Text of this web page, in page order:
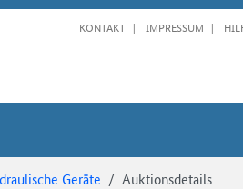
KONTAKT IMPRESSUM
Geräte Auktionsdetails